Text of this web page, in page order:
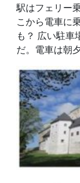
駅はフェリー
こから電車に
も？ 広い駐車
だ。電車は朝